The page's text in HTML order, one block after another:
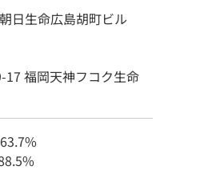
日生命広島胡町ビル
福岡天神フコク生命